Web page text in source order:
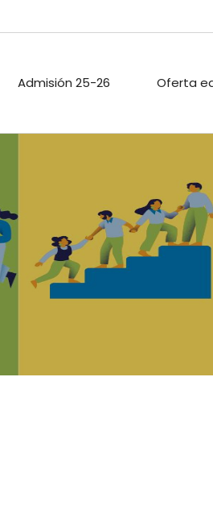
Admisión 25-26 Oferta
PROYECTOS DE
INNOVACIÓN
PROYECTO DIGITAL DE
CENTRO
CALIDAD